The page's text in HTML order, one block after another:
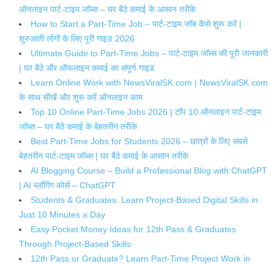
ऑनलाइन पार्ट-टाइम जॉब्स – घर बैठे कमाई के आसान तरीके
How to Start a Part-Time Job – पार्ट-टाइम जॉब कैसे शुरू करें |
शुरुआती लोगों के लिए पूरी गाइड 2026
Ultimate Guide to Part-Time Jobs – पार्ट-टाइम जॉब्स की पूरी जानकारी
| घर बैठे और ऑफलाइन कमाई का संपूर्ण गाइड
Learn Online Work with NewsViralSK.com | NewsViralSK.com
के साथ सीखें और शुरू करें ऑनलाइन काम
Top 10 Online Part-Time Jobs 2026 | टॉप 10 ऑनलाइन पार्ट-टाइम
जॉब्स – घर बैठे कमाई के बेहतरीन तरीके
Best Part-Time Jobs for Students 2026 – छात्रों के लिए सबसे
बेहतरीन पार्ट-टाइम जॉब्स | घर बैठे कमाई के आसान तरीके
AI Blogging Course – Build a Professional Blog with ChatGPT
| AI ब्लॉगिंग कोर्स – ChatGPT
Students & Graduates: Learn Project-Based Digital Skills in
Just 10 Minutes a Day
Easy Pocket Money Ideas for 12th Pass & Graduates
Through Project-Based Skills
12th Pass or Graduate? Learn Part-Time Project Work in